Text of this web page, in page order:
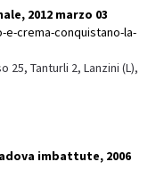
2012 marzo 03
crema-conquistano-la-
25, Tanturli 2, Lanzini (L),
imbattute, 2006